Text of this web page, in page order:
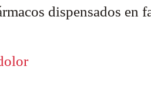
dispensados en